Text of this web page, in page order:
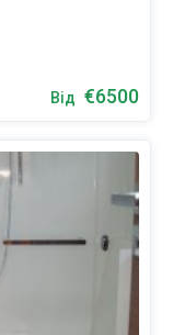
Від €6500